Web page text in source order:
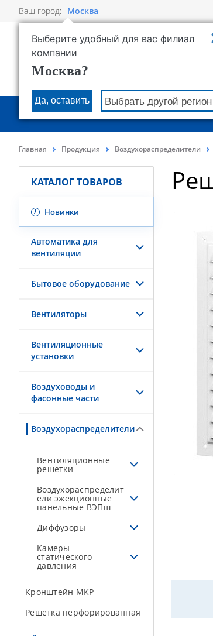
Ваш город: Москва
Выберите удобный для вас филиал
компании
Москва?
Да, оставить Выбрать другой регион
О КОМПАНИИ ПРОДУКЦИЯ
Главная Продукция Воздухораспределители
КАТАЛОГ ТОВАРОВ
Новинки
Автоматика для
вентиляции
Бытовое оборудование
Вентиляторы
Вентиляционные
установки
Воздуховоды и
фасонные части
Воздухораспределители
Вентиляционные
решетки
Воздухораспределит
ели эжекционные
панельные ВЭПш
Диффузоры
Камеры
статического
давления
Кронштейн МКР
Решетка перфорированная